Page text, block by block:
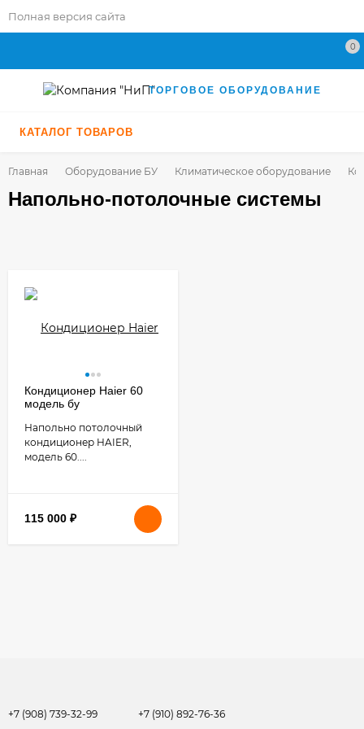
Полная версия сайта
0
ТОРГОВОЕ ОБОРУДОВАНИЕ
КАТАЛОГ ТОВАРОВ
Главная Оборудование БУ Климатическое оборудование
Напольно-потолочные системы
Кондиционер Haier 60
модель бу
Напольно потолочный
кондиционер HAIER,
модель 60....
115 000 ₽
+7 (908) 739-32-99 +7 (910) 892-76-36